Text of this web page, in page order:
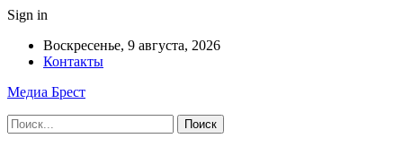
Sign in
Воскресенье, 9 августа, 2026
Контакты
Медиа Брест